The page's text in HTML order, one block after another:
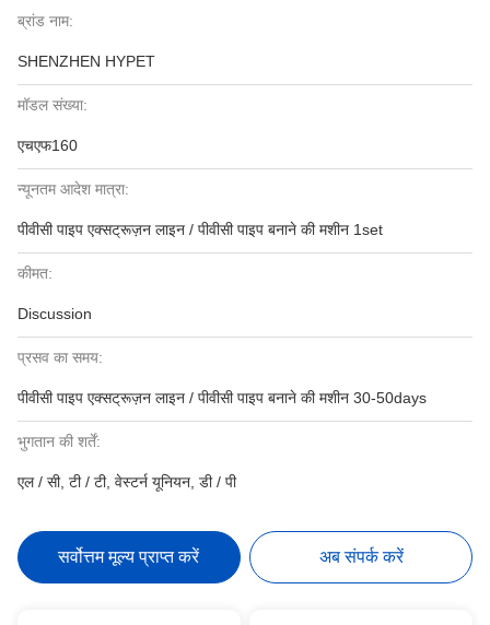
ब्रांड नाम:
SHENZHEN HYPET
मॉडल संख्या:
एचएफ160
न्यूनतम आदेश मात्रा:
पीवीसी पाइप एक्सट्रूज़न लाइन / पीवीसी पाइप बनाने की मशीन 1set
कीमत:
Discussion
प्रसव का समय:
पीवीसी पाइप एक्सट्रूज़न लाइन / पीवीसी पाइप बनाने की मशीन 30-50days
भुगतान की शर्तें:
एल / सी, टी / टी, वेस्टर्न यूनियन, डी / पी
सर्वोत्तम मूल्य प्राप्त करें अब संपर्क करें